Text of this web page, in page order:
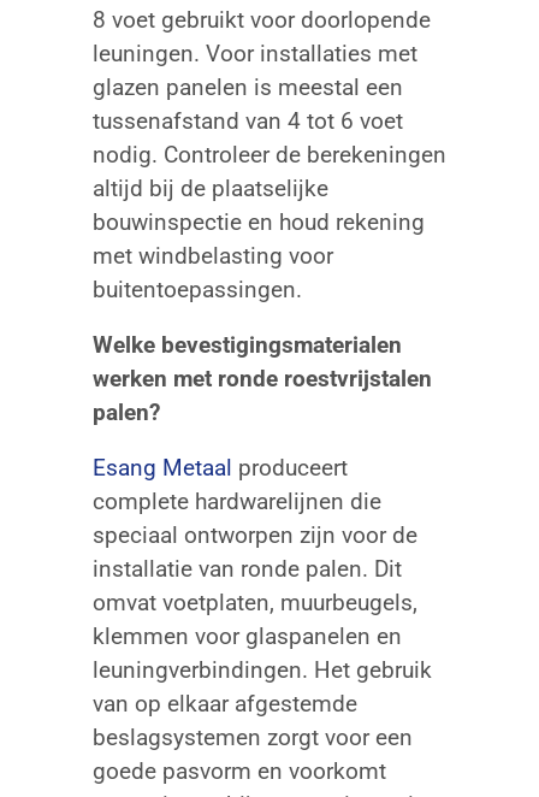
8 voet gebruikt voor doorlopende
leuningen. Voor installaties met
glazen panelen is meestal een
tussenafstand van 4 tot 6 voet
nodig. Controleer de berekeningen
altijd bij de plaatselijke
bouwinspectie en houd rekening
met windbelasting voor
buitentoepassingen.
Welke bevestigingsmaterialen
werken met ronde roestvrijstalen
palen?
Esang Metaal produceert
complete hardwarelijnen die
speciaal ontworpen zijn voor de
installatie van ronde palen. Dit
omvat voetplaten, muurbeugels,
klemmen voor glaspanelen en
leuningverbindingen. Het gebruik
van op elkaar afgestemde
beslagsystemen zorgt voor een
goede pasvorm en voorkomt